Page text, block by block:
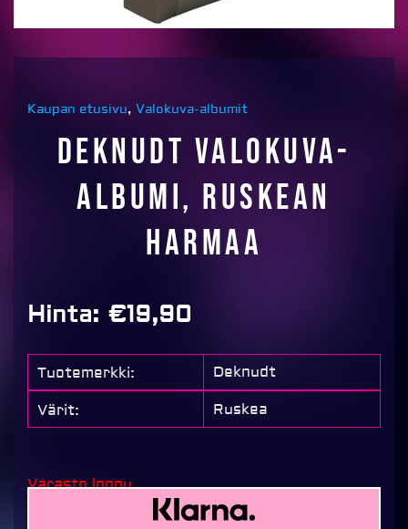
Kaupan etusivu, Valokuva-albumit
Deknudt valokuva-
albumi, ruskean
harmaa
Hinta: €19,90
Tuotemerkki: Deknudt
Värit: Ruskea
Varasto loppu